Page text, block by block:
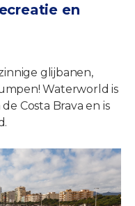
en
glijbanen,
Waterworld is
Costa Brava en is